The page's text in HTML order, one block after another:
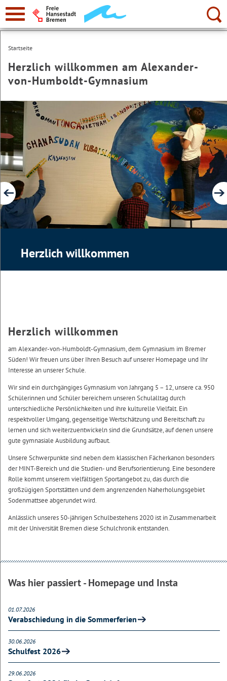
zur
Navigation
Suche:
Startseite
Herzlich willkommen am Alexander-
von-Humboldt-Gymnasium
Herzlich willkommen
Herzlich willkommen
am Alexander-von-Humboldt-Gymnasium, dem Gymnasium im Bremer
Süden! Wir freuen uns über Ihren Besuch auf unserer Homepage und Ihr
Interesse an unserer Schule.
Wir sind ein durchgängiges Gymnasium von Jahrgang 5 – 12, unsere ca. 950
Schülerinnen und Schüler bereichern unseren Schulalltag durch
unterschiedliche Persönlichkeiten und ihre kulturelle Vielfalt. Ein
respektvoller Umgang, gegenseitige Wertschätzung und Bereitschaft zu
lernen und sich weiterzuentwickeln sind die Grundsätze, auf denen unsere
gute gymnasiale Ausbildung aufbaut.
Unsere Schwerpunkte sind neben dem klassischen Fächerkanon besonders
der MINT-Bereich und die Studien- und Berufsorientierung. Eine besondere
Rolle kommt unserem vielfältigen Sportangebot zu, das durch die
großzügigen Sportstätten und dem angrenzenden Naherholungsgebiet
Sodenmattsee abgerundet wird.
Anlässlich unseres 50-jährigen Schulbestehens 2020 ist in Zusammenarbeit
mit der Universität Bremen diese Schulchronik entstanden.
Was hier passiert - Homepage und Insta
01.07.2026
Verabschiedung in die Sommerferien
30.06.2026
Schulfest 2026
29.06.2026